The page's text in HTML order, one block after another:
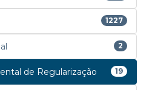
1227
2
de Regularização 19